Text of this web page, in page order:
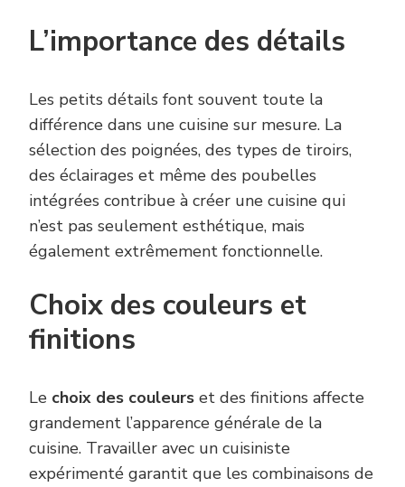
L’importance des détails
Les petits détails font souvent toute la
différence dans une cuisine sur mesure. La
sélection des poignées, des types de tiroirs,
des éclairages et même des poubelles
intégrées contribue à créer une cuisine qui
n’est pas seulement esthétique, mais
également extrêmement fonctionnelle.
Choix des couleurs et
finitions
Le choix des couleurs et des finitions affecte
grandement l’apparence générale de la
cuisine. Travailler avec un cuisiniste
expérimenté garantit que les combinaisons de